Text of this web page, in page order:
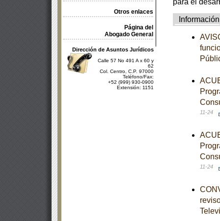
Otros enlaces
Página del
Abogado General
Dirección de Asuntos Jurídicos
Calle 57 No 491 A x 60 y
62
Col. Centro, C.P. 97000
Teléfono/Fax:
+52 (999) 930-0900
Extensión: 1151
para el
Información
11-24
11-24